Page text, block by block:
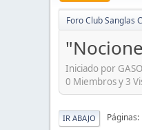
Foro Club Sanglas
Iniciado por
0 Miembros y 3
IR ABAJO Páginas